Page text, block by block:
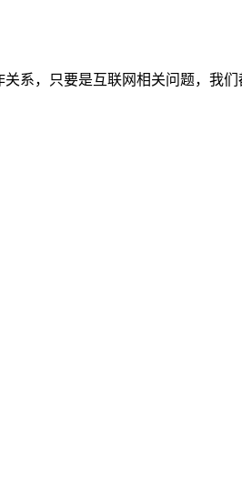
系，只要是互联网相关问题，我